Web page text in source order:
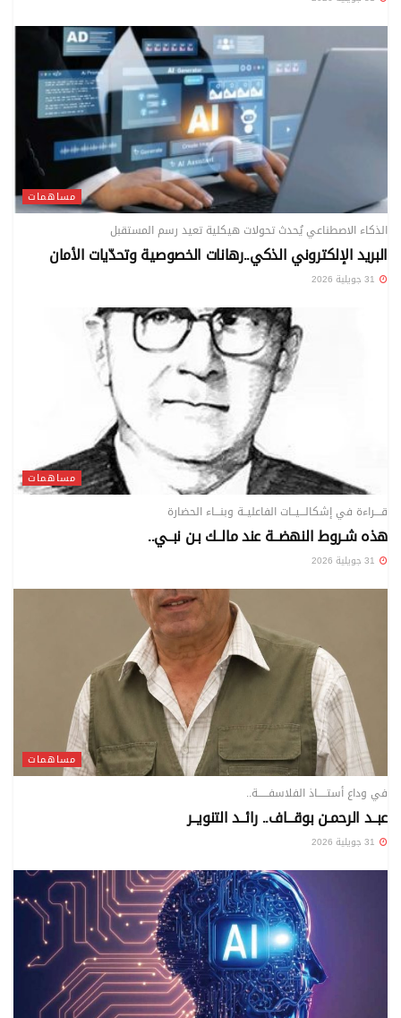
مساهمات
الذكاء الاصطناعي يُحدث تحولات هيكلية تعيد رسم المستقبل
البريد الإلكتروني الذكي..رهانات الخصوصية وتحدّيات الأمان
مساهمات
قــــراءة في إشكالـــيــات الفاعليــة وبنـــاء الحضارة
هذه شـروط النهضــة عند مالــك بـن نبــي..
مساهمات
في وداع أستـــــاذ الفلاسفــــــة..
عبــد الرحمـن بوقـــاف.. رائــد التنويــر